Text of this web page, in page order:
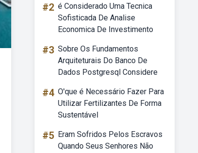
#2 é Considerado Uma Tecnica
Sofisticada De Analise
Economica De Investimento
#3 Sobre Os Fundamentos
Arquiteturais Do Banco De
Dados Postgresql Considere
#4 O'que é Necessário Fazer Para
Utilizar Fertilizantes De Forma
Sustentável
#5 Eram Sofridos Pelos Escravos
Quando Seus Senhores Não